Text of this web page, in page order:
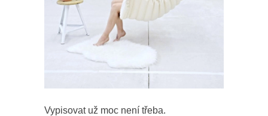
Vypisovat už moc není třeba.